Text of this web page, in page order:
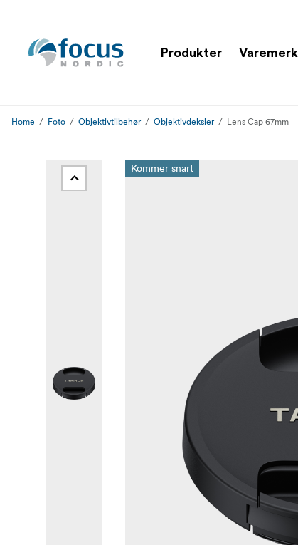
Produkter
Home Foto Objektivtilbehør Objektivdeksler Lens Cap 67mm
Kommer snart